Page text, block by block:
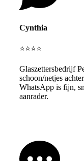
Cynthia
⭐⭐⭐⭐
Glaszettersbedrijf
schoon/netjes
WhatsApp is fijn,
aanrader.